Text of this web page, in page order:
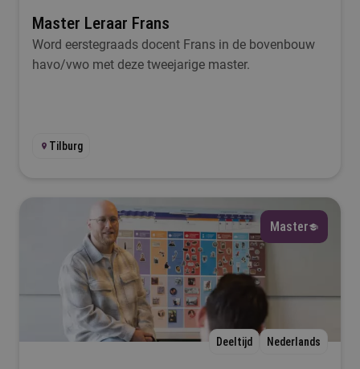
Master Leraar Frans
Word eerstegraads docent Frans in de bovenbouw
havo/vwo met deze tweejarige master.
Tilburg
Master
Deeltijd Nederlands